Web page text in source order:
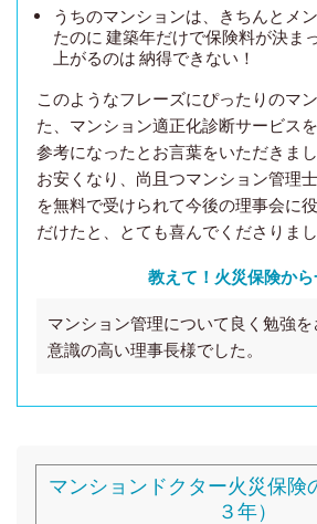
うちのマンションは、きちんとメ
たのに 建築年だけで保険料が決ま
上がるのは 納得できない！
このようなフレーズにぴったりのマ
た、マンション適正化診断サービス
参考になったとお言葉をいただきま
お安くなり、尚且つマンション管理
を無料で受けられて今後の理事会に
だけたと、とても喜んでくださりまし
教えて！火災保険か
マンション管理について良く勉強
意識の高い理事長様でした。
マンションドクター火災保険
３年）